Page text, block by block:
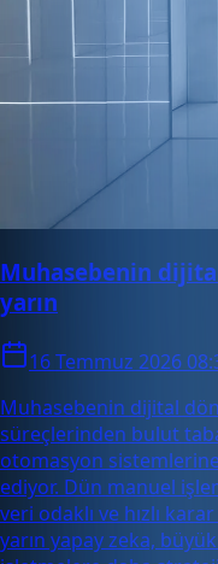
Muhasebenin
yarın
16 Temmuz 2026
Muhasebenin dijital
süreçlerinden bulut
otomasyon
ediyor. Dün manuel
veri odaklı ve hızlı
yarın yapay zeka,